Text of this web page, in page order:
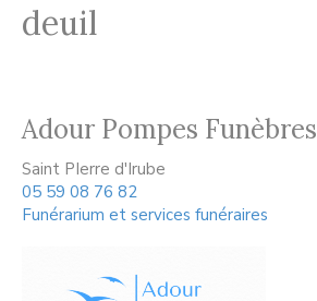
deuil
Adour Pompes Funèbres
Saint PIerre d'Irube
05 59 08 76 82
Funérarium et services funéraires